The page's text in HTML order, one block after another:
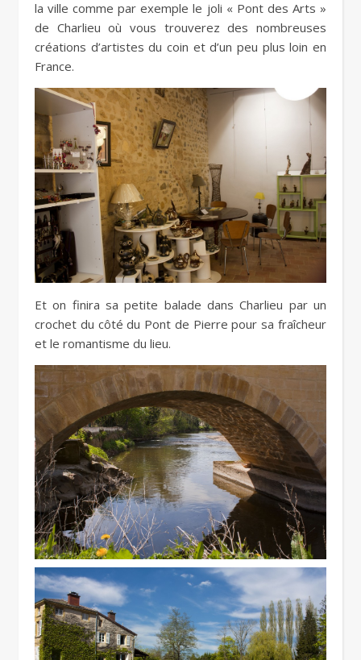
la ville comme par exemple le joli « Pont des Arts »
de Charlieu où vous trouverez des nombreuses
créations d’artistes du coin et d’un peu plus loin en
France.
Et on finira sa petite balade dans Charlieu par un
crochet du côté du Pont de Pierre pour sa fraîcheur
et le romantisme du lieu.